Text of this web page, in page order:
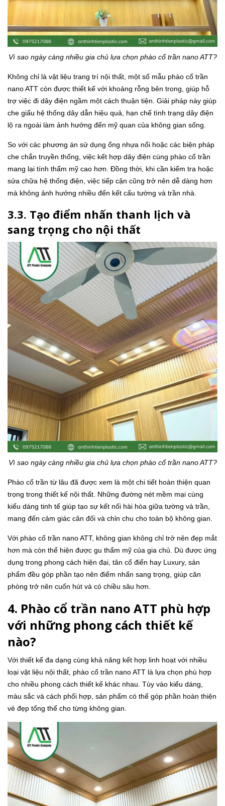
Vì sao ngày càng nhiều gia chủ lựa chọn phào cổ trần nano ATT?
Không chỉ là vật liệu trang trí nội thất, một số mẫu phào cổ trần
nano ATT còn được thiết kế với khoảng rỗng bên trong, giúp hỗ
trợ việc đi dây điện ngầm một cách thuận tiện. Giải pháp này giúp
che giấu hệ thống dây dẫn hiệu quả, hạn chế tình trạng dây điện
lộ ra ngoài làm ảnh hưởng đến mỹ quan của không gian sống.
So với các phương án sử dụng ống nhựa nổi hoặc các biện pháp
che chắn truyền thống, việc kết hợp dây điện cùng phào cổ trần
mang lại tính thẩm mỹ cao hơn. Đồng thời, khi cần kiểm tra hoặc
sửa chữa hệ thống điện, việc tiếp cận cũng trở nên dễ dàng hơn
mà không ảnh hưởng nhiều đến kết cấu tường và trần nhà.
3.3. Tạo điểm nhấn thanh lịch và
sang trọng cho nội thất
Vì sao ngày càng nhiều gia chủ lựa chọn phào cổ trần nano ATT?
Phào cổ trần từ lâu đã được xem là một chi tiết hoàn thiện quan
trọng trong thiết kế nội thất. Những đường nét mềm mại cùng
kiểu dáng tinh tế giúp tạo sự kết nối hài hòa giữa tường và trần,
mang đến cảm giác cân đối và chỉn chu cho toàn bộ không gian.
Với phào cổ trần nano ATT, không gian không chỉ trở nên đẹp mắt
hơn mà còn thể hiện được gu thẩm mỹ của gia chủ. Dù được ứng
dụng trong phong cách hiện đại, tân cổ điển hay Luxury, sản
phẩm đều góp phần tạo nên điểm nhấn sang trọng, giúp căn
phòng trở nên cuốn hút và có chiều sâu hơn.
4. Phào cổ trần nano ATT phù hợp
với những phong cách thiết kế
nào?
Với thiết kế đa dạng cùng khả năng kết hợp linh hoạt với nhiều
loại vật liệu nội thất, phào cổ trần nano ATT là lựa chọn phù hợp
cho nhiều phong cách thiết kế khác nhau. Tùy vào kiểu dáng,
màu sắc và cách phối hợp, sản phẩm có thể góp phần hoàn thiện
vẻ đẹp tổng thể cho từng không gian.